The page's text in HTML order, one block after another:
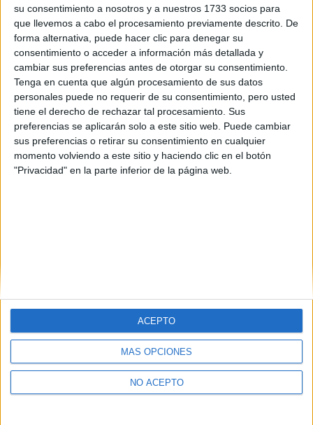
su consentimiento a nosotros y a nuestros 1733 socios para
que llevemos a cabo el procesamiento previamente descrito. De
forma alternativa, puede hacer clic para denegar su
consentimiento o acceder a información más detallada y
cambiar sus preferencias antes de otorgar su consentimiento.
Tenga en cuenta que algún procesamiento de sus datos
personales puede no requerir de su consentimiento, pero usted
tiene el derecho de rechazar tal procesamiento. Sus
preferencias se aplicarán solo a este sitio web. Puede cambiar
sus preferencias o retirar su consentimiento en cualquier
momento volviendo a este sitio y haciendo clic en el botón
"Privacidad" en la parte inferior de la página web.
MÁS OPCIONES
NO ACEPTO
ACEPTO
Seleccionar por provincia
Barcelona(5)
A Coruña (1)
Granada(1)
Madrid(3)
Navarra(1)
Sevilla
(1)
Zaragoza
(1)
Quiénes somos|Contactar|
Aviso legal|Politica de privacidad|Condiciones generales|Política
de cookies
© 2003-2026Compás Mediterráneo S.L.- Diego de León 47 - 28006